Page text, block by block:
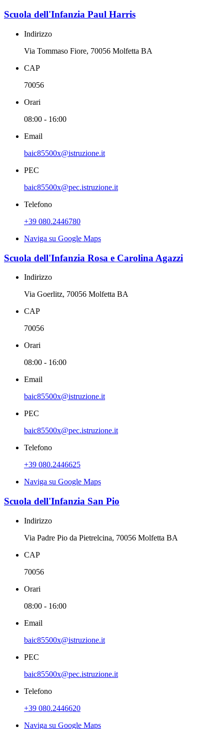
Scuola dell'Infanzia Paul Harris
Indirizzo
Via Tommaso Fiore, 70056 Molfetta BA
CAP
70056
Orari
08:00 - 16:00
Email
baic85500x@istruzione.it
PEC
baic85500x@pec.istruzione.it
Telefono
+39 080.2446780
Naviga su Google Maps
Scuola dell'Infanzia Rosa e Carolina Agazzi
Indirizzo
Via Goerlitz, 70056 Molfetta BA
CAP
70056
Orari
08:00 - 16:00
Email
baic85500x@istruzione.it
PEC
baic85500x@pec.istruzione.it
Telefono
+39 080.2446625
Naviga su Google Maps
Scuola dell'Infanzia San Pio
Indirizzo
Via Padre Pio da Pietrelcina, 70056 Molfetta BA
CAP
70056
Orari
08:00 - 16:00
Email
baic85500x@istruzione.it
PEC
baic85500x@pec.istruzione.it
Telefono
+39 080.2446620
Naviga su Google Maps